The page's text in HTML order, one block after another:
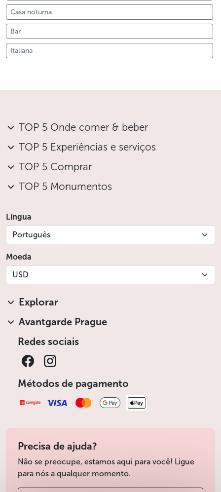
Casa noturna
Bar
Italiana
TOP 5 Onde comer & beber
TOP 5 Experiências e serviços
TOP 5 Comprar
TOP 5 Monumentos
Língua
Português
Moeda
USD
Explorar
Avantgarde Prague
Redes sociais
Métodos de pagamento
Precisa de ajuda?
Não se preocupe, estamos aqui para você! Ligue
para nós a qualquer momento.